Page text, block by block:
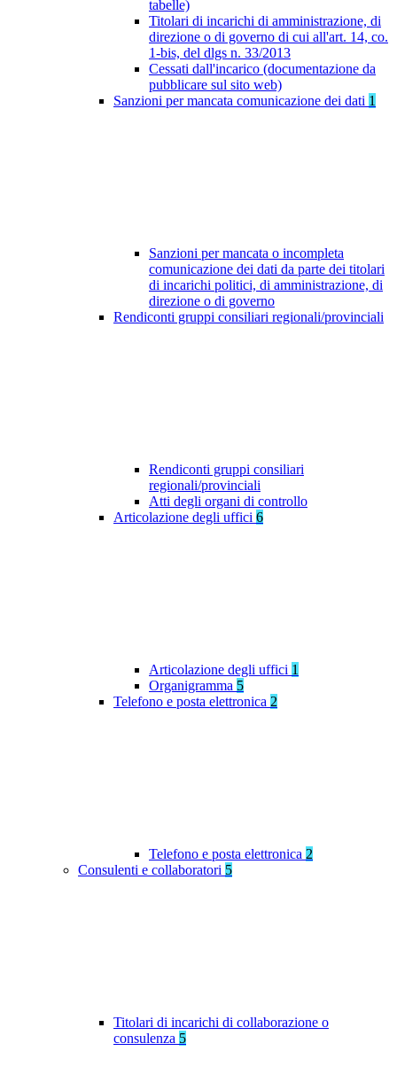
tabelle)
Titolari di incarichi di amministrazione, di
direzione o di governo di cui all'art. 14, co.
1-bis, del dlgs n. 33/2013
Cessati dall'incarico (documentazione da
pubblicare sul sito web)
Sanzioni per mancata comunicazione dei dati 1
Sanzioni per mancata o incompleta
comunicazione dei dati da parte dei titolari
di incarichi politici, di amministrazione, di
direzione o di governo
Rendiconti gruppi consiliari regionali/provinciali
Rendiconti gruppi consiliari
regionali/provinciali
Atti degli organi di controllo
Articolazione degli uffici 6
Articolazione degli uffici 1
Organigramma 5
Telefono e posta elettronica 2
Telefono e posta elettronica 2
Consulenti e collaboratori 5
Titolari di incarichi di collaborazione o
consulenza 5